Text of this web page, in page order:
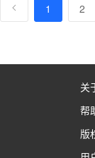
1 2
关
帮
版